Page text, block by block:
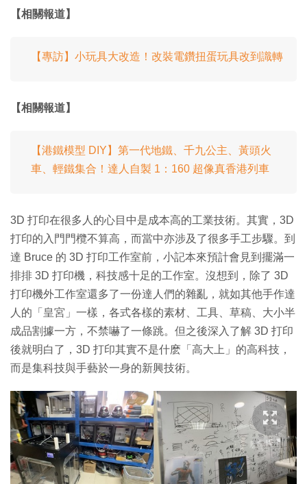
【相關報道】
【專訪】小玩具大改造！改裝電鑽扭蛋玩具改到識轉
【相關報道】
【港鐵模型 DIY】第一代地鐵、千九公主、黃頭火
車、輕鐵集合！達人自製 1：160 超像真香港列車
3D 打印在很多人的心目中是成本高的工業技術。其實，3D
打印的入門門欖不算高，而當中亦涉及了很多手工步驟。到
達 Bruce 的 3D 打印工作室前，小記本來預計會見到擺滿一
排排 3D 打印機，科技感十足的工作室。沒想到，除了 3D
打印機外工作室還多了一份達人們的雜亂，就如其他手作達
人的「皇宮」一樣，各式各樣的素材、工具、草稿、大小半
成品割據一方，不禁嚇了一條跳。但之後深入了解 3D 打印
後就明白了，3D 打印其實不是什麽「高大上」的高科技，
而是集科技與手藝於一身的新興技術。